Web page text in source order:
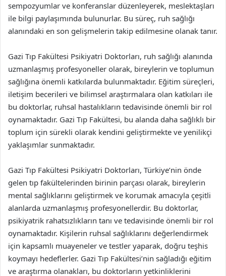
sempozyumlar ve konferanslar düzenleyerek, meslektaşları
ile bilgi paylaşımında bulunurlar. Bu süreç, ruh sağlığı
alanındaki en son gelişmelerin takip edilmesine olanak tanır.
Gazi Tıp Fakültesi Psikiyatri Doktorları, ruh sağlığı alanında
uzmanlaşmış profesyoneller olarak, bireylerin ve toplumun
sağlığına önemli katkılarda bulunmaktadır. Eğitim süreçleri,
iletişim becerileri ve bilimsel araştırmalara olan katkıları ile
bu doktorlar, ruhsal hastalıkların tedavisinde önemli bir rol
oynamaktadır. Gazi Tıp Fakültesi, bu alanda daha sağlıklı bir
toplum için sürekli olarak kendini geliştirmekte ve yenilikçi
yaklaşımlar sunmaktadır.
Gazi Tıp Fakültesi Psikiyatri Doktorları, Türkiye’nin önde
gelen tıp fakültelerinden birinin parçası olarak, bireylerin
mental sağlıklarını geliştirmek ve korumak amacıyla çeşitli
alanlarda uzmanlaşmış profesyonellerdir. Bu doktorlar,
psikiyatrik rahatsızlıkların tanı ve tedavisinde önemli bir rol
oynamaktadır. Kişilerin ruhsal sağlıklarını değerlendirmek
için kapsamlı muayeneler ve testler yaparak, doğru teşhis
koymayı hedeflerler. Gazi Tıp Fakültesi’nin sağladığı eğitim
ve araştırma olanakları, bu doktorların yetkinliklerini